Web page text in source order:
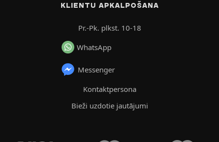
KLIENTU APKALPOŠANA
Pr.-Pk. plkst. 10-18
WhatsApp
Messenger
Kontaktpersona
Bieži uzdotie jautājumi